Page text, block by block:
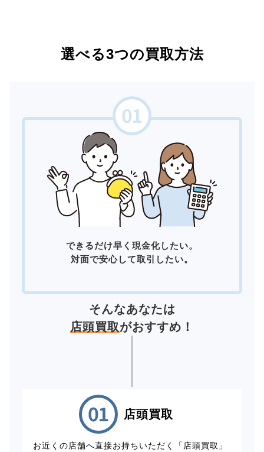
選べる3つの買取方法
できるだけ早く現金化したい。
対面で安心して取引したい。
そんなあなたは
店頭買取がおすすめ！
店頭買取
お近くの店舗へ直接お持ちいただく「店頭買取」